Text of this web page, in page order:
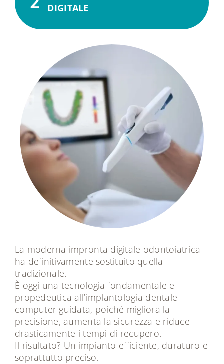
DIGITALE
La moderna impronta digitale odontoiatrica
ha definitivamente sostituito quella
tradizionale.
È oggi una tecnologia fondamentale e
propedeutica all’implantologia dentale
computer guidata, poiché migliora la
precisione, aumenta la sicurezza e riduce
drasticamente i tempi di recupero.
Il risultato? Un impianto efficiente, duraturo e
soprattutto preciso.